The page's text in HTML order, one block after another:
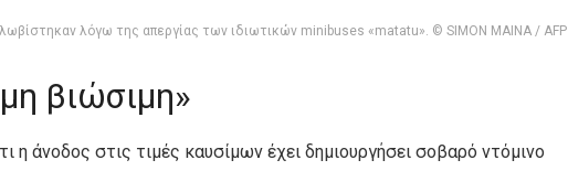
λόγω της απεργίας των ιδιωτικών minibuses «matatu». © SIMON MAINA / AFP
βιώσιμη»
η άνοδος στις τιμές καυσίμων έχει δημιουργήσει σοβαρό ντόμινο